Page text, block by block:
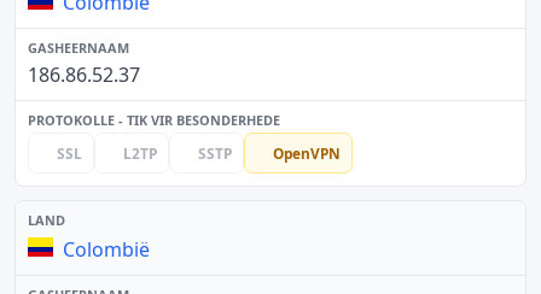
186.86.52.37
SSL L2TP SSTP OpenVPN
Colombië